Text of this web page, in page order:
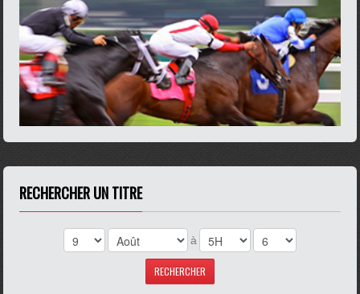
RECHERCHER UN TITRE
à